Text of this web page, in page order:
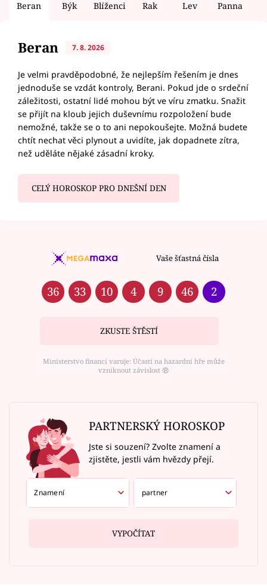
Beran Býk Blíženci Rak Lev Panna
Beran 7. 8. 2026
Je velmi pravděpodobné, že nejlepším řešením je dnes
jednoduše se vzdát kontroly, Berani. Pokud jde o srdeční
záležitosti, ostatní lidé mohou být ve víru zmatku. Snažit
se přijít na kloub jejich duševnímu rozpoložení bude
nemožné, takže se o to ani nepokoušejte. Možná budete
chtít nechat věci plynout a uvidíte, jak dopadnete zítra,
než uděláte nějaké zásadní kroky.
CELÝ HOROSKOP PRO DNEŠNÍ DEN
Vaše šťastná čísla
36 33 10 4 9 46 2
ZKUSTE ŠTĚSTÍ
Ministerstvo financí varuje: Účastí na hazardní hře může
vzniknout závislost ⑱
PARTNERSKÝ HOROSKOP
Jste si souzení? Zvolte znamení a
zjistěte, jestli vám hvězdy přejí.
VYPOČÍTAT